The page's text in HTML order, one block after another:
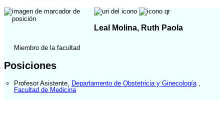
Leal Molina, Ruth Paola
Miembro de la facultad
Posiciones
Profesor Asistente Departamento de Obstetricia y Ginecología
Facultad de Medicina